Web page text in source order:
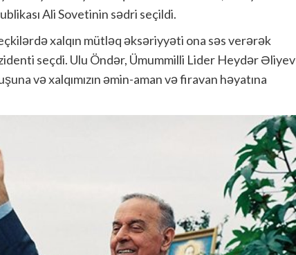
Ali Sovetinin sədri seçildi.
xalqın mütləq əksəriyyəti ona səs verərək
seçdi. Ulu Öndər, Ümummilli Lider Heydər Əliyev
və xalqımızın əmin-aman və firavan həyatına